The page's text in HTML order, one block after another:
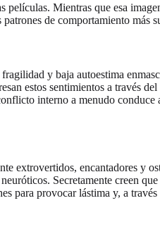
Mientras que esa
de comportamiento más
y baja autoestima
estos sentimientos a través
interno a menudo
extrovertidos, encantadores y
Secretamente creen
provocar lástima y, a